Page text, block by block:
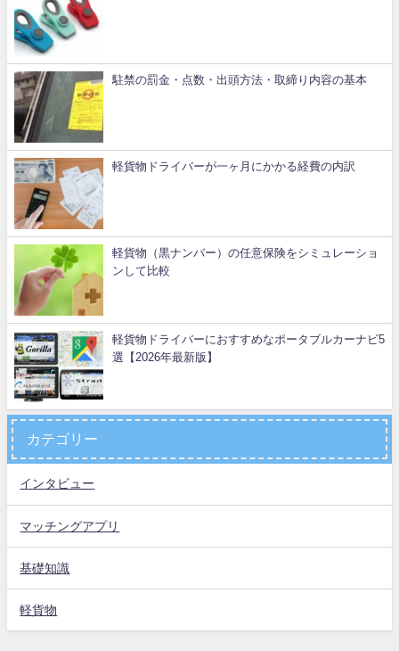
駐禁の罰金・点数・出頭方法・取締り内容の基本
軽貨物ドライバーが一ヶ月にかかる経費の内訳
軽貨物（黒ナンバー）の任意保険をシミュレーショ
ンして比較
軽貨物ドライバーにおすすめなポータブルカーナビ5
選【2026年最新版】
カテゴリー
インタビュー
マッチングアプリ
基礎知識
軽貨物